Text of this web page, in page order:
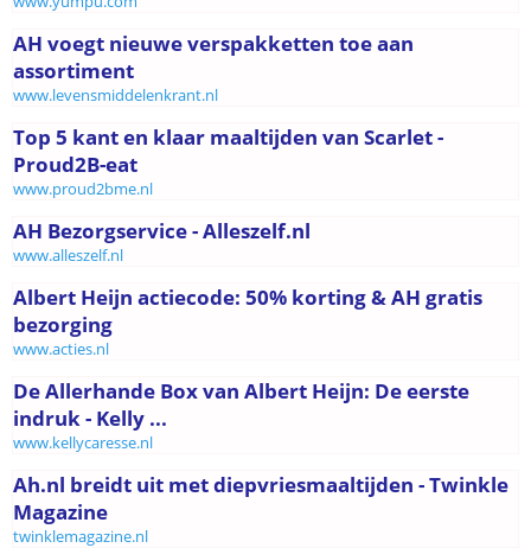
AH voegt nieuwe verspakketten toe aan
assortiment
www.levensmiddelenkrant.nl
Top 5 kant en klaar maaltijden van Scarlet -
Proud2B-eat
www.proud2bme.nl
AH Bezorgservice - Alleszelf.nl
www.alleszelf.nl
Albert Heijn actiecode: 50% korting & AH gratis
bezorging
www.acties.nl
De Allerhande Box van Albert Heijn: De eerste
indruk - Kelly ...
www.kellycaresse.nl
Ah.nl breidt uit met diepvriesmaaltijden - Twinkle
Magazine
twinklemagazine.nl